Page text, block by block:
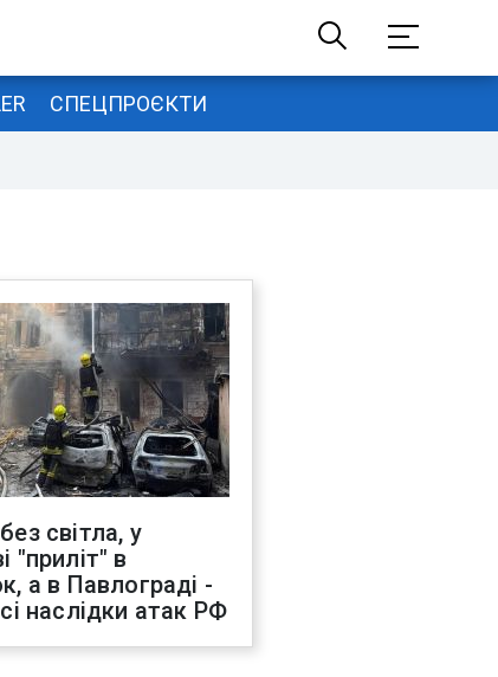
СПЕЦПРОЄКТИ
світла, у
"приліт" в
а в Павлограді -
наслідки атак РФ